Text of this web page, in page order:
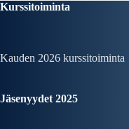
Kurssitoiminta
Kauden 2026 kurssitoiminta
Jäsenyydet 2025